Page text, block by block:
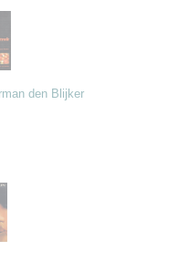
den Blijker